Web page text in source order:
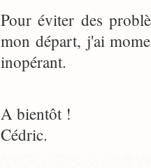
Pour éviter des
mon départ, j'ai
inopérant.
A bientôt !
Cédric.